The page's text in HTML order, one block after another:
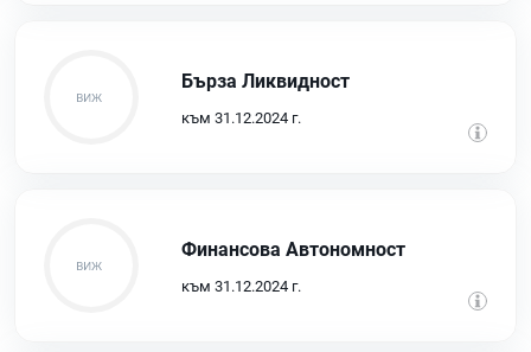
Бърза Ликвидност
към 31.12.2024 г.
Финансова Автономност
към 31.12.2024 г.